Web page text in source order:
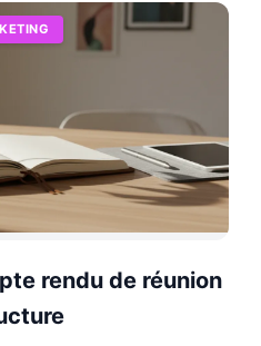
rendu de réunion